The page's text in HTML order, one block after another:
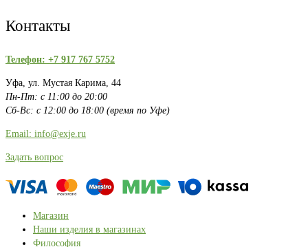
Контакты
Телефон: +7 917 767 5752
Уфа, ул. Мустая Карима, 44
Пн-Пт: с 11:00 до 20:00
Сб-Вс: с 12:00 до 18:00 (время по Уфе)
Email: info@exje.ru
Задать вопрос
Магазин
Наши изделия в магазинах
Философия